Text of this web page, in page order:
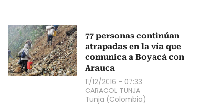
77 personas continúan
atrapadas en la vía que
comunica a Boyacá con
Arauca
11/12/2016 - 07:33
CARACOL TUNJA
Tunja (Colombia)